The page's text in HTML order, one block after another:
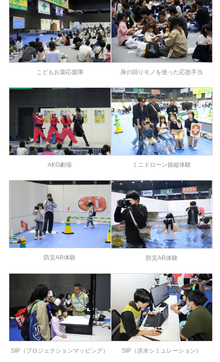
こどもお薬応援隊 身の回りモノを使った応急手当
AKG劇場 ミニドローン操縦体験
防災AR体験 防災AR体験
SIP（プロジェクションマッピング） SIP（洪水シミュレーション）